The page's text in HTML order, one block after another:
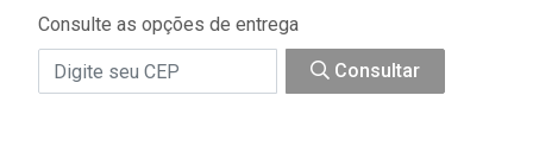
Consulte as opções de entrega
Consultar